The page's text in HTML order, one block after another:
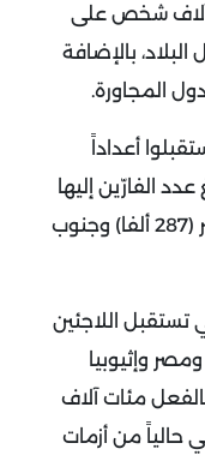
آلاف شخص على
البلاد، بالإضافة
المجاورة.
أعداداً
الفارّين إليها
أكثر من 400 ألف شخص، تليها مصر (287 ألفا) وجنوب
تستقبل اللاجئين
وإثيوبيا
مئات آلاف
حالياً من أزمات